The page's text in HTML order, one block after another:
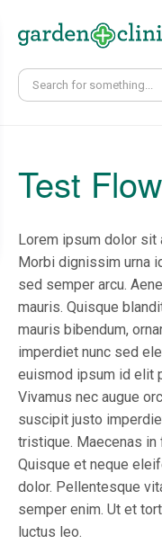
Test
Lorem ipsum dolor sit
Morbi dignissim urna
sed semper arcu.
mauris. Quisque
mauris bibendum,
imperdiet nunc sed
euismod ipsum id elit
Vivamus nec augue
suscipit justo
tristique. Maecenas
Quisque et neque
dolor. Pellentesque
semper enim. Ut et
luctus leo.